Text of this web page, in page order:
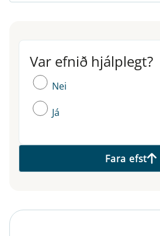
Var efnið hjálplegt?
Var efnið hjálplegt?
Nei
Já
Fara efst